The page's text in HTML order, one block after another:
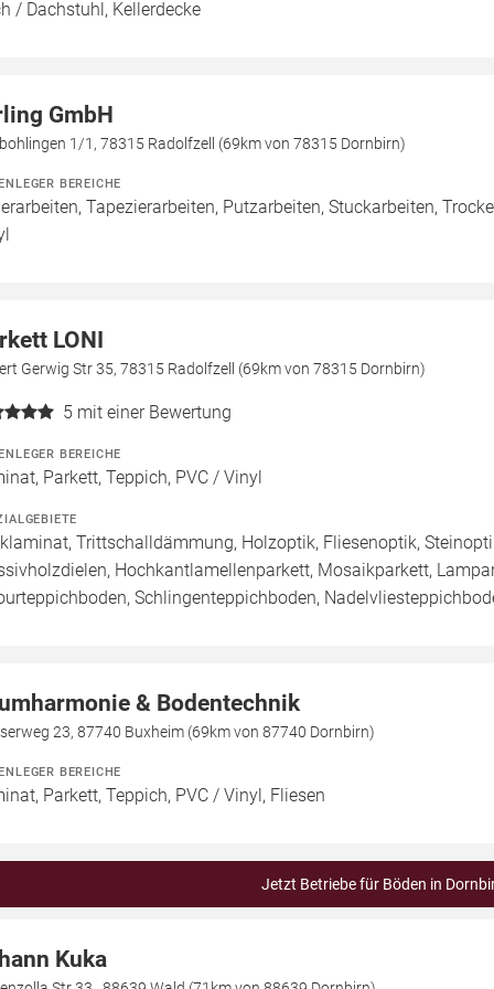
/ Dachstuhl, Kellerdecke
GmbH
1/1, 78315 Radolfzell (69km von 78315 Dornbirn)
BEREICHE
Tapezierarbeiten, Putzarbeiten, Stuckarbeiten,
LONI
Gerwig Str 35, 78315 Radolfzell (69km von 78315 Dornbirn)
5 mit einer Bewertung
BEREICHE
Parkett, Teppich, PVC / Vinyl
Trittschalldämmung, Holzoptik, Fliesenoptik,
Hochkantlamellenparkett, Mosaikparkett,
Schlingenteppichboden,
& Bodentechnik
23, 87740 Buxheim (69km von 87740 Dornbirn)
BEREICHE
Parkett, Teppich, PVC / Vinyl, Fliesen
Jetzt Betriebe für Böden in
Kuka